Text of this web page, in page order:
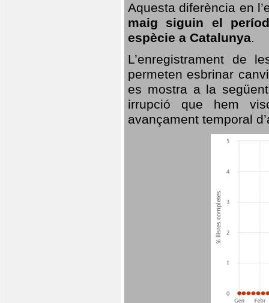
Aquesta diferència en
maig siguin el
espècie a Catalunya.
L’enregistrament de
permeten esbrinar
es mostra a la
irrupció que hem
avançament temporal